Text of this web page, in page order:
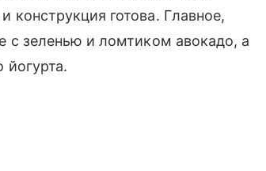
готова. Главное,
с зеленью и ломтиком авокадо, а
йогурта.